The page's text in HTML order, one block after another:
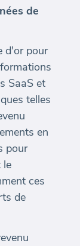
de
d'or pour
SaaS et
telles
en
pour
le
ces
de